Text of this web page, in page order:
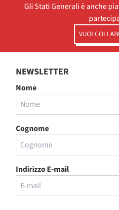
Gli Stati Generali è anche
VUOI
NEWSLETTER
Nome
Cognome
Indirizzo E-mail